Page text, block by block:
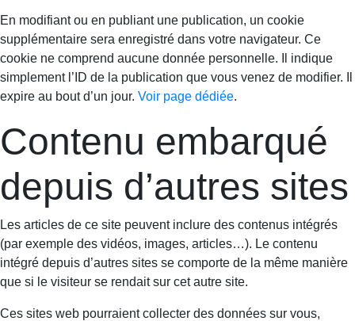
En modifiant ou en publiant une publication, un cookie
supplémentaire sera enregistré dans votre navigateur. Ce
cookie ne comprend aucune donnée personnelle. Il indique
simplement l’ID de la publication que vous venez de modifier. Il
expire au bout d’un jour. Voir page dédiée.
Contenu embarqué
depuis d’autres sites
Les articles de ce site peuvent inclure des contenus intégrés
(par exemple des vidéos, images, articles…). Le contenu
intégré depuis d’autres sites se comporte de la même manière
que si le visiteur se rendait sur cet autre site.
Ces sites web pourraient collecter des données sur vous,